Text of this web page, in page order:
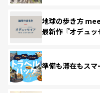
地球の歩き方
最新作『オデュッ
準備も滞在もス